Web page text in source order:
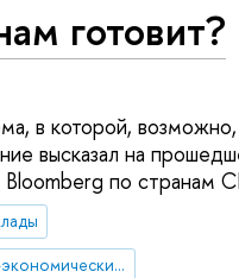
готовит?
в которой,
высказал на
по странам
мировой финансово-экономический кризис